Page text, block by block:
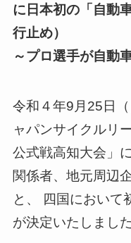
に日本初の「自動
行止め）
～プロ選手が自動
令和４年9月25日
ャパンサイクルリ
公式戦高知大会」
関係者、地元周辺
と、 四国において
が決定いたしました